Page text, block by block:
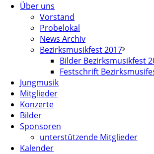
Über uns
Vorstand
Probelokal
News Archiv
Bezirksmusikfest 2017
Bilder Bezirksmusikfest
Festschrift
Jungmusik
Mitglieder
Konzerte
Bilder
Sponsoren
unterstützende Mitglieder
Kalender